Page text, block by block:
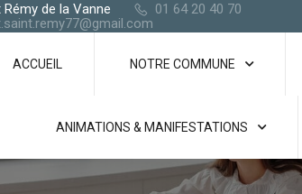
de la Vanne
01 64 20 40 70
ACCUEIL NOTRE COMMUNE
ANIMATIONS & MANIFESTATIONS